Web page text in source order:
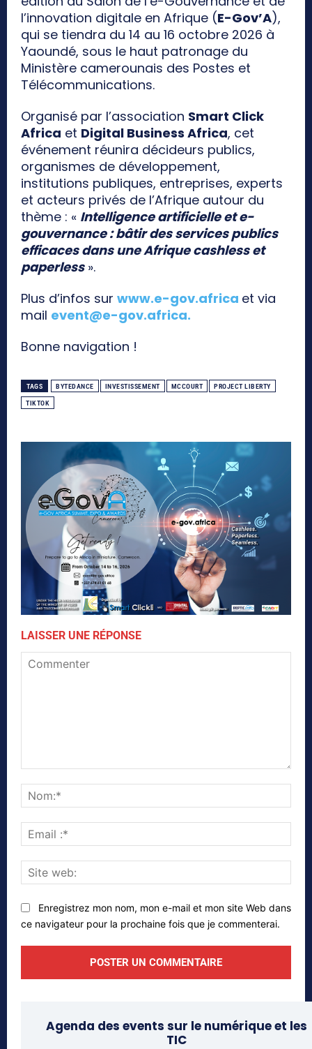
l’innovation digitale en Afrique (E-Gov’A),
qui se tiendra du 14 au 16 octobre 2026 à
Yaoundé, sous le haut patronage du
Ministère camerounais des Postes et
Télécommunications.
Organisé par l’association Smart Click
Africa et Digital Business Africa, cet
événement réunira décideurs publics,
organismes de développement,
institutions publiques, entreprises, experts
et acteurs privés de l’Afrique autour du
thème : « Intelligence artificielle et e-
gouvernance : bâtir des services publics
efficaces dans une Afrique cashless et
paperless».
Plus d’infos sur www.e-gov.africa et via
mail event@e-gov.africa.
Bonne navigation !
TAGS BYTEDANCE INVESTISSEMENT MCCOURT PROJECT LIBERTY
TIKTOK
LAISSER UNE RÉPONSE
:*
web:
Enregistrez mon nom, mon e-mail et mon site Web dans
ce navigateur pour la prochaine fois que je commenterai.
Agenda des events sur le numérique et les
TIC